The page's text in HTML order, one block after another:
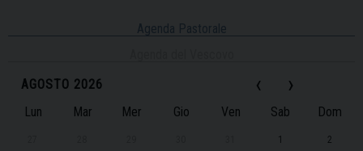
Agenda Pastorale
‹
AGOSTO 2026 ›
Lun Mar Mer Gio Ven Sab Dom
1 2